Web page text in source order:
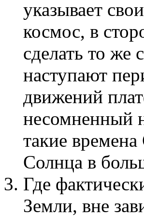
указывает
космос, в
сделать то
наступают
движений
несомненный
такие
Солнца в
Где
Земли, вне